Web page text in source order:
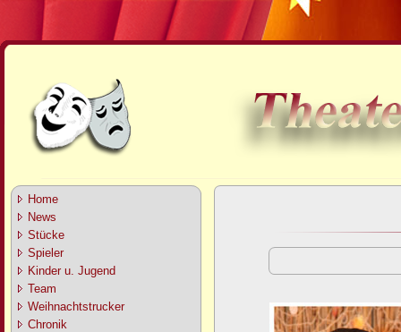
Home
News
Stücke
Spieler
Kinder u. Jugend
Team
Weihnachtstrucker
Chronik